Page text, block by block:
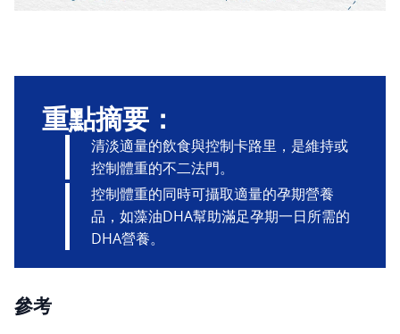
重點摘要：
清淡適量的飲食與控制卡路里，是維持或
控制體重的不二法門。
控制體重的同時可攝取適量的孕期營養
品，如藻油DHA幫助滿足孕期一日所需的
DHA營養。
參考